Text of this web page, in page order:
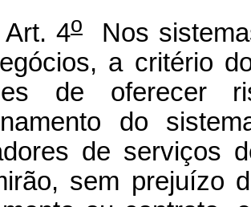
4o
Nos
a critério
de oferecer
do
de serviços
sem prejuízo